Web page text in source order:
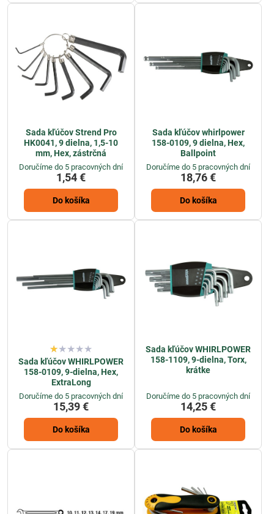
Sada kľúčov Strend Pro
HK0041, 9 dielna, 1,5-10
mm, Hex, zástrčná
Doručíme do 5 pracovných dní
1,54 €
Do košíka
Sada kľúčov whirlpower
158-0109, 9 dielna, Hex,
Ballpoint
Doručíme do 5 pracovných dní
18,76 €
Do košíka
Sada kľúčov WHIRLPOWER
158-0109, 9-dielna, Hex,
ExtraLong
Doručíme do 5 pracovných dní
15,39 €
Do košíka
Sada kľúčov WHIRLPOWER
158-1109, 9-dielna, Torx,
krátke
Doručíme do 5 pracovných dní
14,25 €
Do košíka